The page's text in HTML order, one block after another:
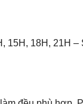
15H, 18H, 21H –